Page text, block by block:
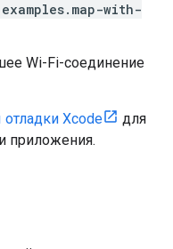
with-
Wi-Fi-соединение
Xcode
для
приложения.